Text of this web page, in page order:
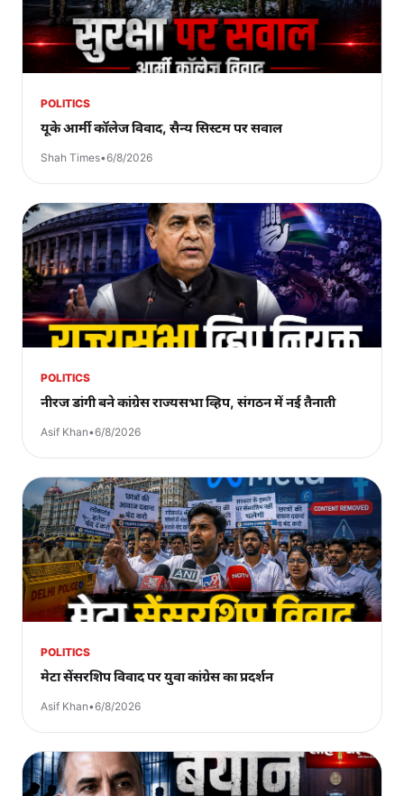
POLITICS
यूके आर्मी कॉलेज विवाद, सैन्य सिस्टम पर सवाल
Shah Times•6/8/2026
POLITICS
नीरज डांगी बने कांग्रेस राज्यसभा व्हिप, संगठन में नई तैनाती
Asif Khan•6/8/2026
POLITICS
मेटा सेंसरशिप विवाद पर युवा कांग्रेस का प्रदर्शन
Asif Khan•6/8/2026